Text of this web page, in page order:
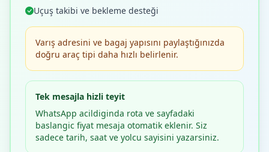
Uçuş takibi ve bekleme desteği
Varış adresini ve bagaj yapısını paylaştığınızda
doğru araç tipi daha hızlı belirlenir.
Tek mesajla hizli teyit
WhatsApp acildiginda rota ve sayfadaki
baslangic fiyat mesaja otomatik eklenir. Siz
sadece tarih, saat ve yolcu sayisini yazarsiniz.